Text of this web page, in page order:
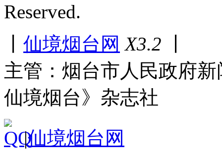
Reserved.
仙境烟台网 X3.2
主管：烟台市人民政府
仙境烟台》杂志社
|仙境烟台网